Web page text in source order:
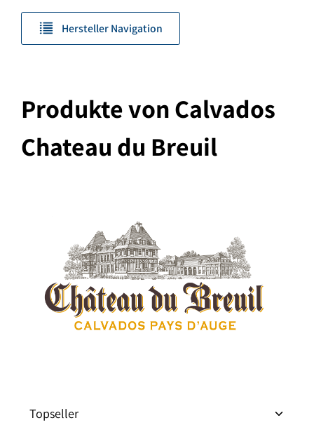
Hersteller Navigation
Produkte von Calvados
Chateau du Breuil